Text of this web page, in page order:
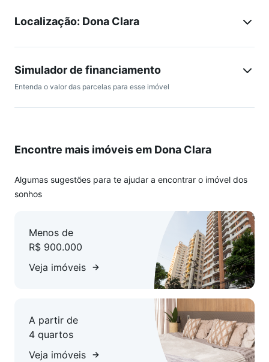
Localização: Dona Clara
Simulador de financiamento
Entenda o valor das parcelas para esse imóvel
Encontre mais imóveis em Dona Clara
Algumas sugestões para te ajudar a encontrar o imóvel dos
sonhos
Menos de
R$ 900.000
Veja imóveis
A partir de
4 quartos
Veja imóveis